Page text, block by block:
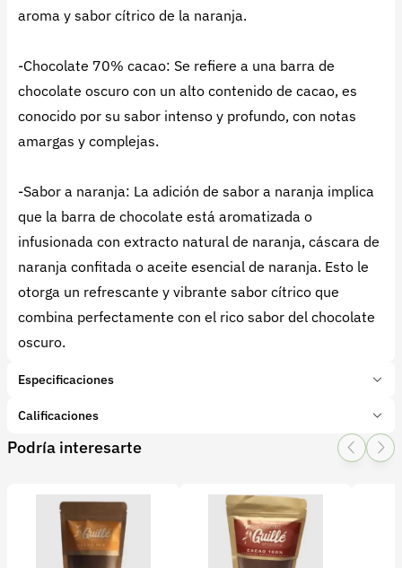
aroma y sabor cítrico de la naranja.
-Chocolate 70% cacao: Se refiere a una barra de
chocolate oscuro con un alto contenido de cacao, es
conocido por su sabor intenso y profundo, con notas
amargas y complejas.
-Sabor a naranja: La adición de sabor a naranja implica
que la barra de chocolate está aromatizada o
infusionada con extracto natural de naranja, cáscara de
naranja confitada o aceite esencial de naranja. Esto le
otorga un refrescante y vibrante sabor cítrico que
combina perfectamente con el rico sabor del chocolate
oscuro.
Especificaciones
Marca:
Terra Dulce
Tipo de producto:Producto final
Barras y Bombones
Calificaciones
1 Star
2 Star
3 Star4 Star
0 calificaciones
Podría interesarte